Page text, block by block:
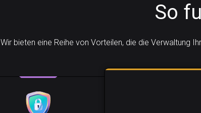
So
Wir bieten eine Reihe von Vorteilen, die die Verwaltung